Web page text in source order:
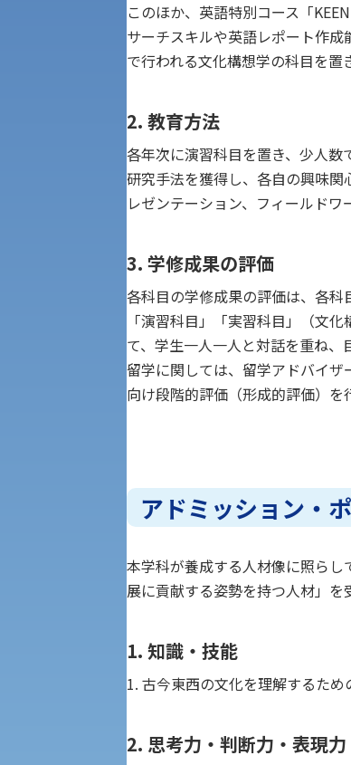
一般選抜入試［中期日程］
科目等履修生・聴講生募集
キャンパス・施設の見学について
KSU-EAP（正課外活動プログラム）
社会安全・警察学研究所
生態系サービス研究センター
京都産業大学 × SDGs
このほか、英語特別コース「
サーチスキルや英語レポート作
で行われる文化構想学の科目を置
2. 教育方法
各年次に演習科目を置き、少人
研究手法を獲得し、各自の興味
レゼンテーション、フィールド
3. 学修成果の評価
各科目の学修成果の評価は、各科
「演習科目」「実習科目」（文
て、学生一人一人と対話を重ね、
留学に関しては、留学アドバイ
向け段階的評価（形成的評価）を
アドミッション・
本学科が養成する人材像に照ら
展に貢献する姿勢を持つ人材」を
1. 知識・技能
1. 古今東西の文化を理解するた
2. 思考力・判断力・表現力